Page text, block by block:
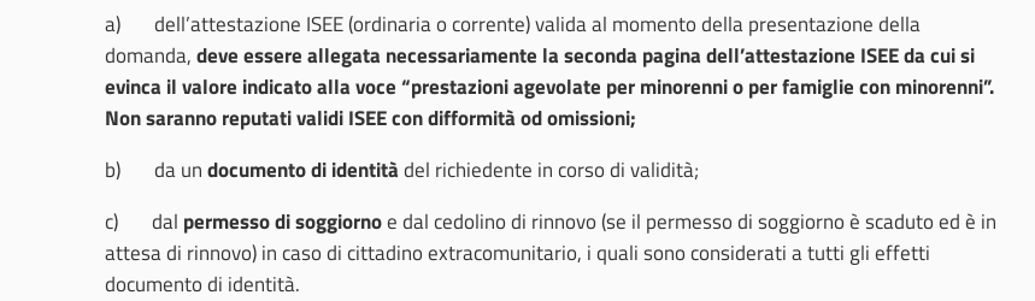
a) dell’attestazione ISEE (ordinaria o corrente) valida al momento della presentazione della
domanda,deve essere allegata necessariamente la seconda pagina dell’attestazione ISEE da cui si
evinca il valore indicato alla voce “prestazioni agevolate per minorenni o per famiglie con minorenni”.
Non saranno reputati validi ISEE con difformità od omissioni;
b) da undocumento di identitàdel richiedente in corso di validità;
c) dal permesso di soggiornoe dal cedolino di rinnovo (se il permesso di soggiorno è scaduto ed è in
attesa di rinnovo) in caso di cittadino extracomunitario, i quali sono considerati a tutti gli effetti
documento di identità.